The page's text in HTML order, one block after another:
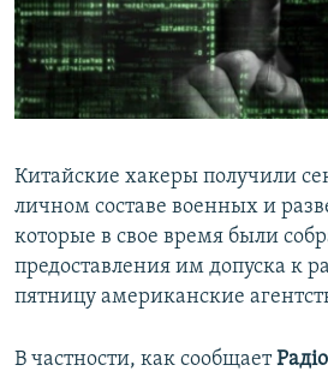
ПОБЕДИТЕЛЕЙ НЕ СУДЯТ?
КРЫМ.НЕПОКОРЕННЫЙ
ELIFBE
ПРИСОЕДИНЯЙТЕСЬ!
Все сайты RFE/RL
Китайские хакеры получили
личном составе военных и
которые в свое время были
предоставления им допуска к
пятницу американские
В частности, как сообщает